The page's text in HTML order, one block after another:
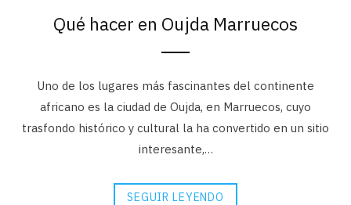
Qué hacer en Oujda Marruecos
Uno de los lugares más fascinantes del continente
africano es la ciudad de Oujda, en Marruecos, cuyo
trasfondo histórico y cultural la ha convertido en un sitio
interesante,…
SEGUIR LEYENDO